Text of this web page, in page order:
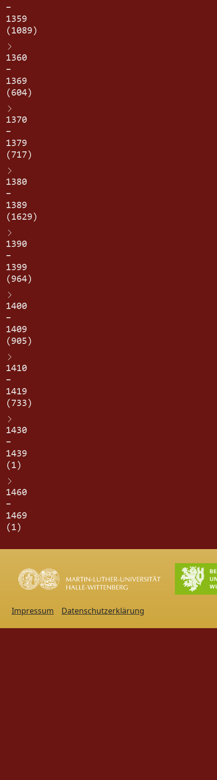
–
1359
(1089)
1360
–
1369
(604)
1370
–
1379
(717)
1380
–
1389
(1629)
1390
–
1399
(964)
1400
–
1409
(905)
1410
–
1419
(733)
1430
–
1439
(1)
1460
–
1469
(1)
Impressum Datenschutzerklärung